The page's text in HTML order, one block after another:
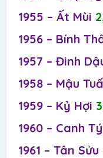
1955 – Ất Mùi
1956 – Bính
1957 – Đinh
1958 – Mậu
1959 – Kỷ Hợi
1960 – Canh Tý
1961 – Tân Sửu